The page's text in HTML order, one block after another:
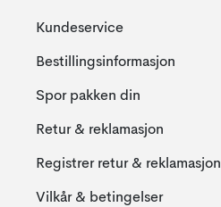
Kundeservice
Bestillingsinformasjon
Spor pakken din
Retur & reklamasjon
Registrer retur & reklamasjon
Vilkår & betingelser